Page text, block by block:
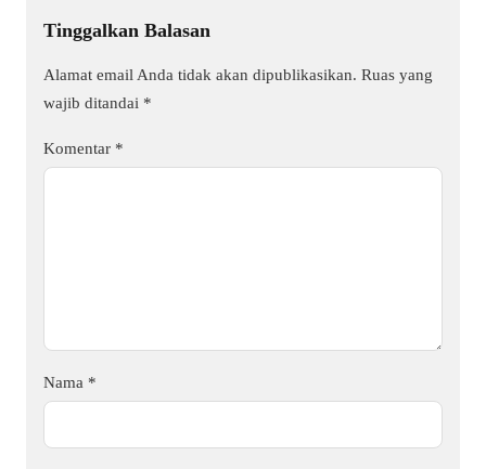
Tinggalkan Balasan
Alamat email Anda tidak akan dipublikasikan. Ruas yang
wajib ditandai *
Komentar *
Nama *